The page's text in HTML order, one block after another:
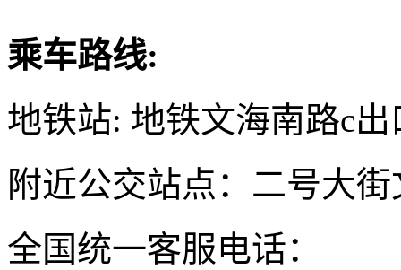
乘车路线:
地铁站: 地铁文海南路c出
附近公交站点：二号大
全国统一客服电话：